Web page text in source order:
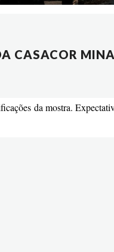
CASACOR
da mostra.